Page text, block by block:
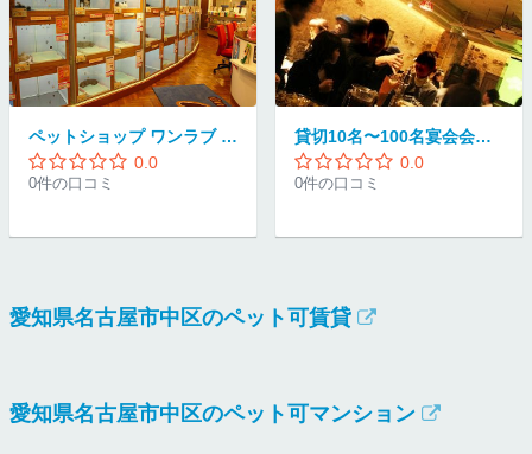
ペットショップ ワンラブ 錦本店
0.0
0件の口コミ
貸切10名〜100名宴会会場 リリーバンケット 栄伏見店
0.0
0件の口コミ
愛知県名古屋市中区のペット可賃貸
愛知県名古屋市中区のペット可マンション